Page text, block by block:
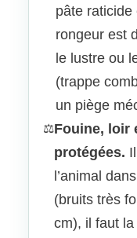
pâte raticide
rongeur est
le lustre ou
(trappe
un piège
⚖️Fouine, loir
protégées.
l’animal
(bruits très
cm), il faut